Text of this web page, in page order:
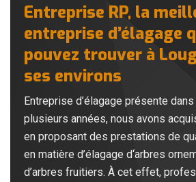
Entreprise RP, la
entreprise d’élagage
pouvez trouver à
ses environs
Entreprise d’élagage présente
plusieurs années, nous avons
en proposant des prestations de
en matière d’élagage d‘arbres
d’arbres fruitiers. À cet effet,